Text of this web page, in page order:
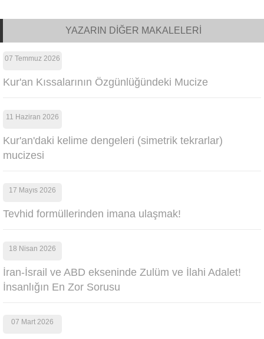
YAZARIN DİĞER MAKALELERİ
07 Temmuz 2026
Kur'an Kıssalarının Özgünlüğündeki Mucize
11 Haziran 2026
Kur'an'daki kelime dengeleri (simetrik tekrarlar)
mucizesi
17 Mayıs 2026
Tevhid formüllerinden imana ulaşmak!
18 Nisan 2026
İran-İsrail ve ABD ekseninde Zulüm ve İlahi Adalet!
İnsanlığın En Zor Sorusu
07 Mart 2026